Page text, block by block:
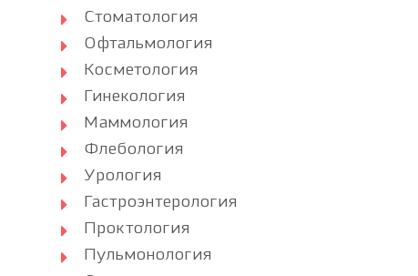
Стоматология
Офтальмология
Косметология
Гинекология
Маммология
Флебология
Урология
Гастроэнтерология
Проктология
Пульмонология